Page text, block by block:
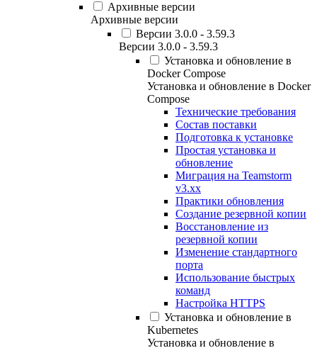
Архивные версии
Архивные версии
Версии 3.0.0 - 3.59.3
Версии 3.0.0 - 3.59.3
Установка и обновление в
Docker Compose
Установка и обновление в Docker
Compose
Технические требования
Состав поставки
Подготовка к установке
Простая установка и
обновление
Миграция на Teamstorm
v3.xx
Практики обновления
Создание резервной копии
Восстановление из
резервной копии
Изменение стандартного
порта
Использование быстрых
команд
Настройка HTTPS
Установка и обновление в
Kubernetes
Установка и обновление в